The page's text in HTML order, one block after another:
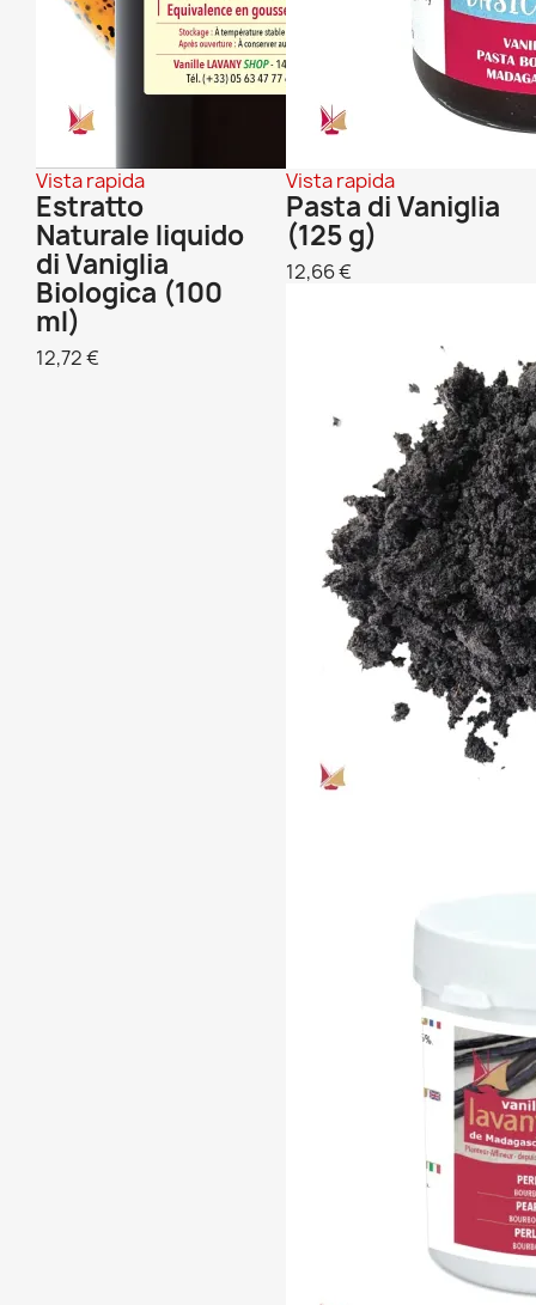
Vista rapida
Estratto
Naturale liquido
di Vaniglia
Biologica (100
ml)
12,72 €
Vista rapida
Pasta di Vaniglia
(125 g)
12,66 €